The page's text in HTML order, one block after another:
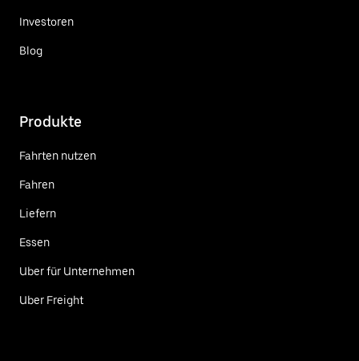
Investoren
Blog
Produkte
Fahrten nutzen
Fahren
Liefern
Essen
Uber für Unternehmen
Uber Freight